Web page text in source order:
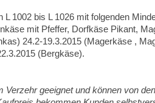
L 1002 bis L 1026 mit folgenden
mit Pfeffer, Dorfkäse Pikant,
24.2-19.3.2015 (Magerkäse ,
(Bergkäse).
Verzehr geeignet und können von